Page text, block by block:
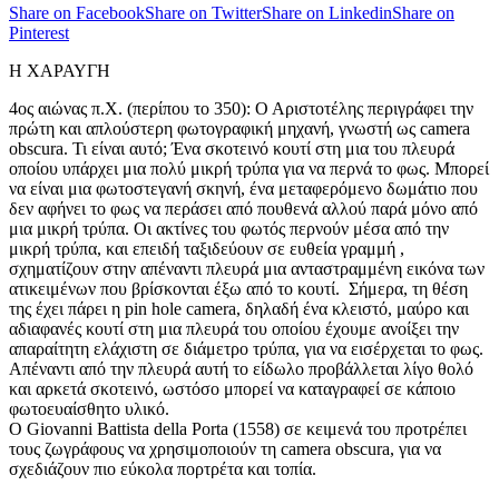
Share on FacebookShare on TwitterShare on LinkedinShare on
Pinterest
Η ΧΑΡΑΥΓΗ
4ος αιώνας π.Χ. (περίπου το 350): Ο Αριστοτέλης περιγράφει την
πρώτη και απλούστερη φωτογραφική μηχανή, γνωστή ως camera
obscura. Τι είναι αυτό; Ένα σκοτεινό κουτί στη μια του πλευρά
οποίου υπάρχει μια πολύ μικρή τρύπα για να περνά το φως. Μπορεί
να είναι μια φωτοστεγανή σκηνή, ένα μεταφερόμενο δωμάτιο που
δεν αφήνει το φως να περάσει από πουθενά αλλού παρά μόνο από
μια μικρή τρύπα. Οι ακτίνες του φωτός περνούν μέσα από την
μικρή τρύπα, και επειδή ταξιδεύουν σε ευθεία γραμμή ,
σχηματίζουν στην απέναντι πλευρά μια ανταστραμμένη εικόνα των
ατικειμένων που βρίσκονται έξω από το κουτί. Σήμερα, τη θέση
της έχει πάρει η pin hole camera, δηλαδή ένα κλειστό, μαύρο και
αδιαφανές κουτί στη μια πλευρά του οποίου έχουμε ανοίξει την
απαραίτητη ελάχιστη σε διάμετρο τρύπα, για να εισέρχεται το φως.
Απέναντι από την πλευρά αυτή το είδωλο προβάλλεται λίγο θολό
και αρκετά σκοτεινό, ωστόσο μπορεί να καταγραφεί σε κάποιο
φωτοευαίσθητο υλικό.
Ο Giovanni Battista della Porta (1558) σε κειμενά του προτρέπει
τους ζωγράφους να χρησιμοποιούν τη camera obscura, για να
σχεδιάζουν πιο εύκολα πορτρέτα και τοπία.